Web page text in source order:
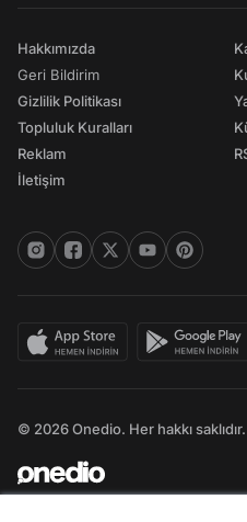
Hakkımızda
Geri Bildirim
Gizlilik Politikası
Topluluk Kuralları
Reklam
İletişim
© 2026 Onedio. Her hakkı saklıdır.